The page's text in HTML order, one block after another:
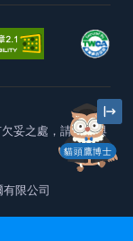
貓頭鷹博士
妥之處，請隨時與
有限公司